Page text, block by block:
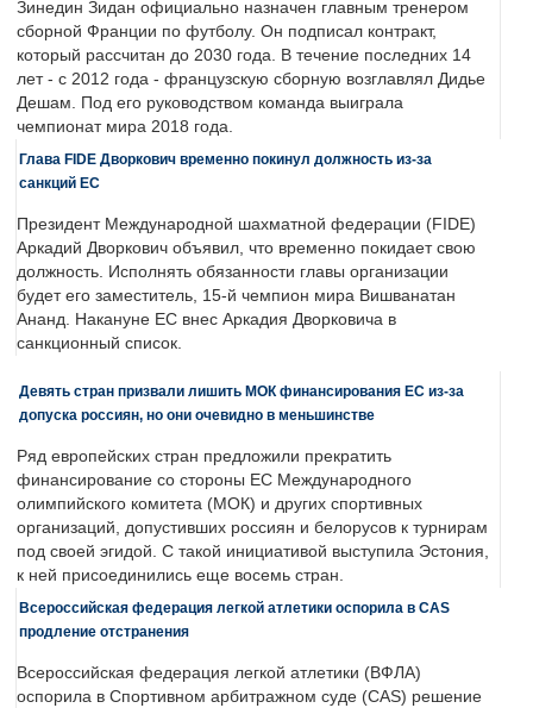
Зинедин Зидан официально назначен главным тренером
сборной Франции по футболу. Он подписал контракт,
который рассчитан до 2030 года. В течение последних 14
лет - с 2012 года - французскую сборную возглавлял Дидье
Дешам. Под его руководством команда выиграла
чемпионат мира 2018 года.
Глава FIDE Дворкович временно покинул должность из-за
санкций ЕС
Президент Международной шахматной федерации (FIDE)
Аркадий Дворкович объявил, что временно покидает свою
должность. Исполнять обязанности главы организации
будет его заместитель, 15-й чемпион мира Вишванатан
Ананд. Накануне ЕС внес Аркадия Дворковича в
санкционный список.
Девять стран призвали лишить МОК финансирования ЕС из-за
допуска россиян, но они очевидно в меньшинстве
Ряд европейских стран предложили прекратить
финансирование со стороны ЕС Международного
олимпийского комитета (МОК) и других спортивных
организаций, допустивших россиян и белорусов к турнирам
под своей эгидой. С такой инициативой выступила Эстония,
к ней присоединились еще восемь стран.
Всероссийская федерация легкой атлетики оспорила в CAS
продление отстранения
Всероссийская федерация легкой атлетики (ВФЛА)
оспорила в Спортивном арбитражном суде (CAS) решение